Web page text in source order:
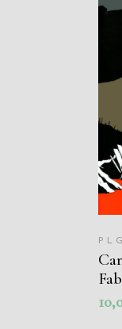
PLG